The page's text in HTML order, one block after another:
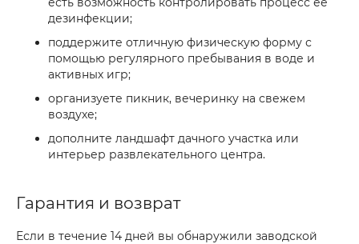
дезинфекции;
поддержите отличную физическую форму с
помощью регулярного пребывания в воде и
активных игр;
организуете пикник, вечеринку на свежем
воздухе;
дополните ландшафт дачного участка или
интерьер развлекательного центра.
Гарантия и возврат
Если в течение 14 дней вы обнаружили заводской